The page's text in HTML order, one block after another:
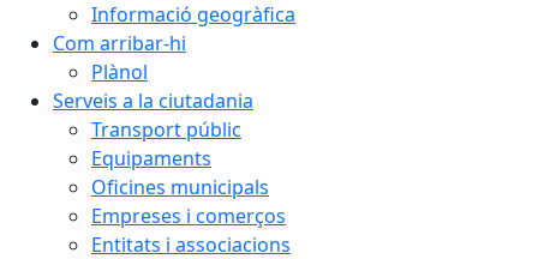
Informació geogràfica
Com arribar-hi
Plànol
Serveis a la ciutadania
Transport públic
Equipaments
Oficines municipals
Empreses i comerços
Entitats i associacions